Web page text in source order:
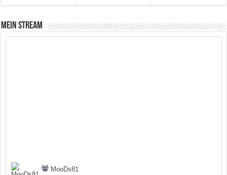
Mein Stream
MooDs81